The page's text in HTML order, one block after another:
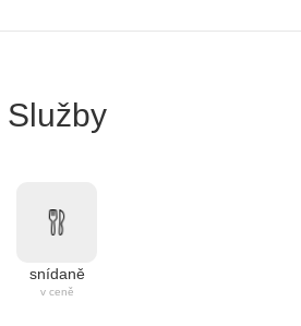
Služby
snídaně
v ceně